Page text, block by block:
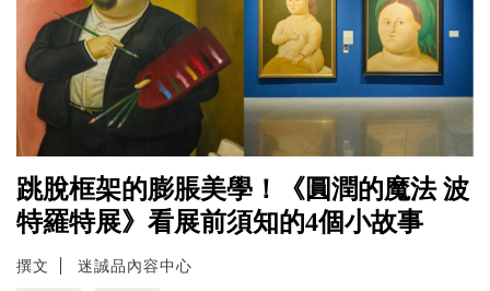
跳脫框架的膨脹美學！《圓潤的魔法 波
特羅特展》看展前須知的4個小故事
撰文 迷誠品內容中心